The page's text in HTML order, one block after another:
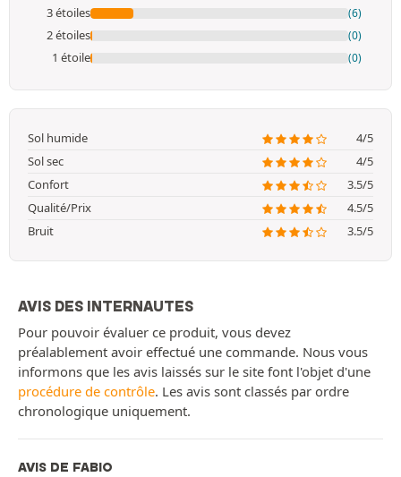
3 étoiles (6)
2 étoiles (0)
1 étoile (0)
Sol humide
4/5
Sol sec
4/5
Confort
3.5/5
Qualité/Prix
4.5/5
Bruit
3.5/5
AVIS DES INTERNAUTES
Pour pouvoir évaluer ce produit, vous devez
préalablement avoir effectué une commande. Nous vous
informons que les avis laissés sur le site font l'objet d'une
procédure de contrôle. Les avis sont classés par ordre
chronologique uniquement.
AVIS DE FABIO